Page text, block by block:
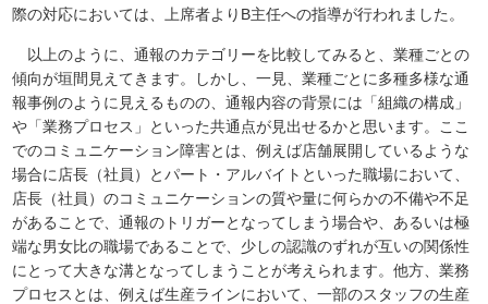
際の対応においては、上席者よりB主任への指導が行われました。
以上のように、通報のカテゴリーを比較してみると、業種ごとの
傾向が垣間見えてきます。しかし、一見、業種ごとに多種多様な通
報事例のように見えるものの、通報内容の背景には「組織の構成」
や「業務プロセス」といった共通点が見出せるかと思います。ここ
でのコミュニケーション障害とは、例えば店舗展開しているような
場合に店長（社員）とパート・アルバイトといった職場において、
店長（社員）のコミュニケーションの質や量に何らかの不備や不足
があることで、通報のトリガーとなってしまう場合や、あるいは極
端な男女比の職場であることで、少しの認識のずれが互いの関係性
にとって大きな溝となってしまうことが考えられます。他方、業務
プロセスとは、例えば生産ラインにおいて、一部のスタッフの生産